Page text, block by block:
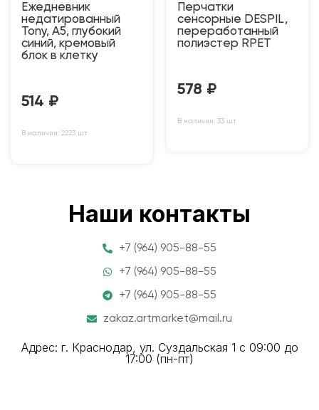
Ежедневник
недатированный
Tony, А5, глубокий
синий, кремовый
блок в клетку
514 ₽
В наличии: 2223 шт
Перчатки
сенсорные DESPIL,
переработанный
полиэстер RPET
578 ₽
В наличии: 33 шт
Наши контакты
+7 (964) 905-88-55
+7 (964) 905-88-55
+7 (964) 905-88-55
zakaz.artmarket@mail.ru
Адрес: г. Краснодар, ул. Суздальская 1 с 09:00 до
17:00 (пн-пт)